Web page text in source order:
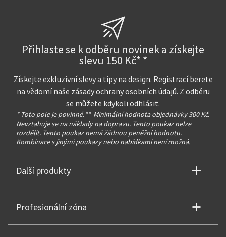
Přihlaste se k odběru novinek a získejte
slevu 150 Kč* *
Získejte exkluzivní slevy a tipy na design. Registrací berete
na vědomí naše zásady ochrany osobních údajů. Z odběru
se můžete kdykoli odhlásit.
* Toto pole je povinné. ** Minimální hodnota objednávky 300 Kč.
Nevztahuje se na náklady na dopravu. Tento poukaz nelze
rozdělit. Tento poukaz nemá žádnou peněžní hodnotu.
Kombinace s jinými poukazy nebo nabídkami není možná.
Další produkty
Profesionální zóna